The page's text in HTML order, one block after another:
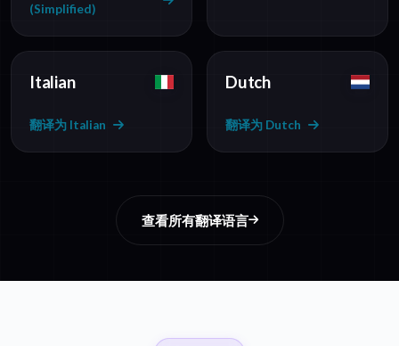
(Simplified)
Italian
翻译为 Italian
Dutch
翻译为 Dutch
查看所有翻译语言